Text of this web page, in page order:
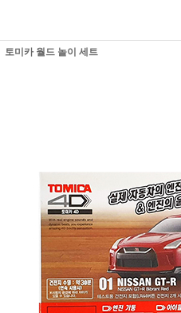
토미카 월드 놀이 세트